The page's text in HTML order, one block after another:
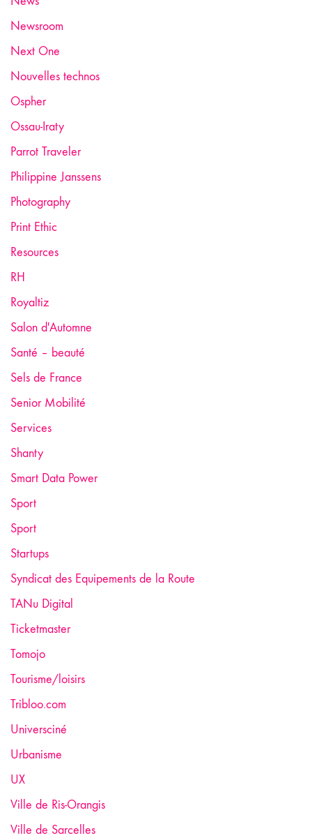
Newsroom
Next One
Nouvelles technos
Ospher
Ossau-Iraty
Parrot Traveler
Philippine Janssens
Photography
Print Ethic
Resources
RH
Royaltiz
Salon d'Automne
Santé – beauté
Sels de France
Senior Mobilité
Services
Shanty
Smart Data Power
Sport
Sport
Startups
Syndicat des Equipements de la Route
TANu Digital
Ticketmaster
Tomojo
Tourisme/loisirs
Tribloo.com
Universciné
Urbanisme
UX
Ville de Ris-Orangis
Ville de Sarcelles